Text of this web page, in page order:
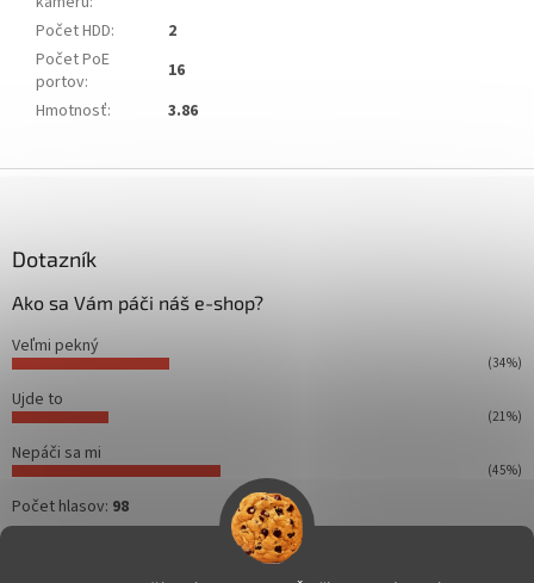
Počet HDD:
2
Počet PoE
portov:
16
Hmotnosť: 3.86
Dotazník
Ako sa Vám páči náš e-shop?
Veľmi pekný
(34%)
Ujde to
(21%)
Nepáči sa mi
(45%)
Počet hlasov: 98